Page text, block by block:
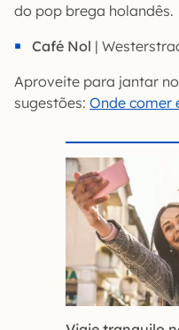
do pop brega holandês.
Café Nol |
Aproveite para jantar no
sugestões: Onde comer